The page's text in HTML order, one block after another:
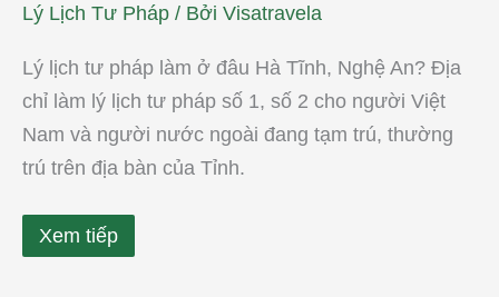
Lý Lịch Tư Pháp / Bởi Visatravela
Lý lịch tư pháp làm ở đâu Hà Tĩnh, Nghệ An? Địa
chỉ làm lý lịch tư pháp số 1, số 2 cho người Việt
Nam và người nước ngoài đang tạm trú, thường
trú trên địa bàn của Tỉnh.
Xem tiếp